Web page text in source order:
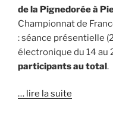
de la Pignedorée à
Championnat de
: séance présentielle
électronique du 14 au
participants au total.
… lire la suite